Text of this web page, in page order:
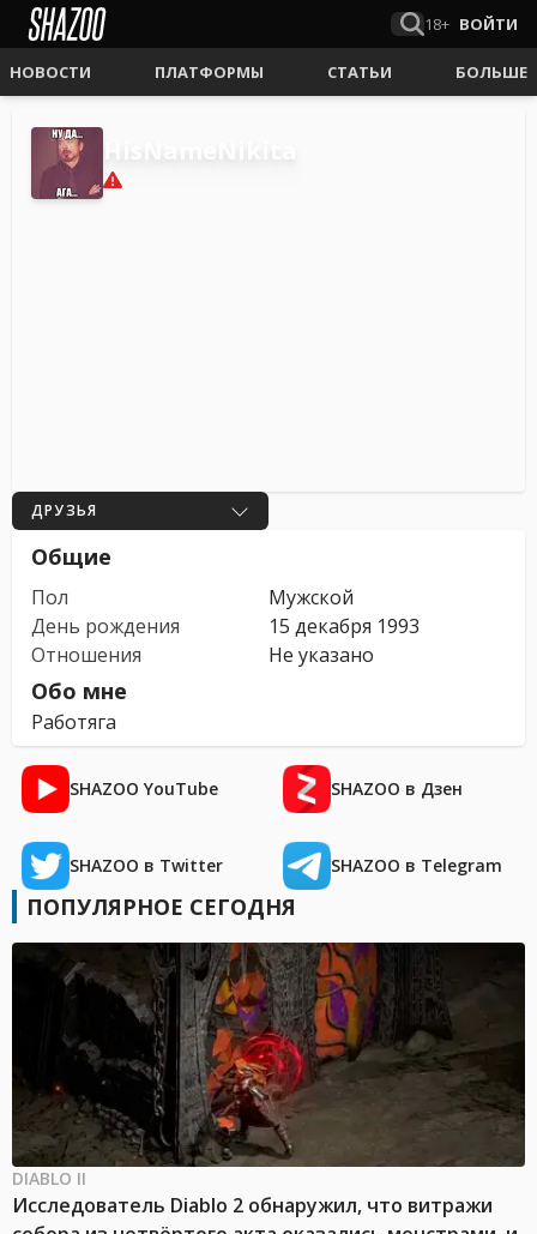
18+ ВОЙТИ
НОВОСТИ ПЛАТФОРМЫ СТАТЬИ БОЛЬШЕ
ДРУЗЬЯ
Общие
Пол
Мужской
День рождения
15 декабря 1993
Отношения
Не указано
Обо мне
Работяга
SHAZOO YouTube SHAZOO в Дзен
SHAZOO в Twitter SHAZOO в Telegram
ПОПУЛЯРНОЕ СЕГОДНЯ
DIABLO II
Исследователь Diablo 2 обнаружил, что витражи